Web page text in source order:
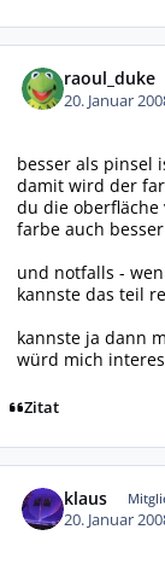
raoul_duke
20. Januar
besser als pinsel
damit wird der
du die
farbe auch
und notfalls -
kannste das teil
kannste ja dann
würd mich
Zitat
klaus
20. Januar